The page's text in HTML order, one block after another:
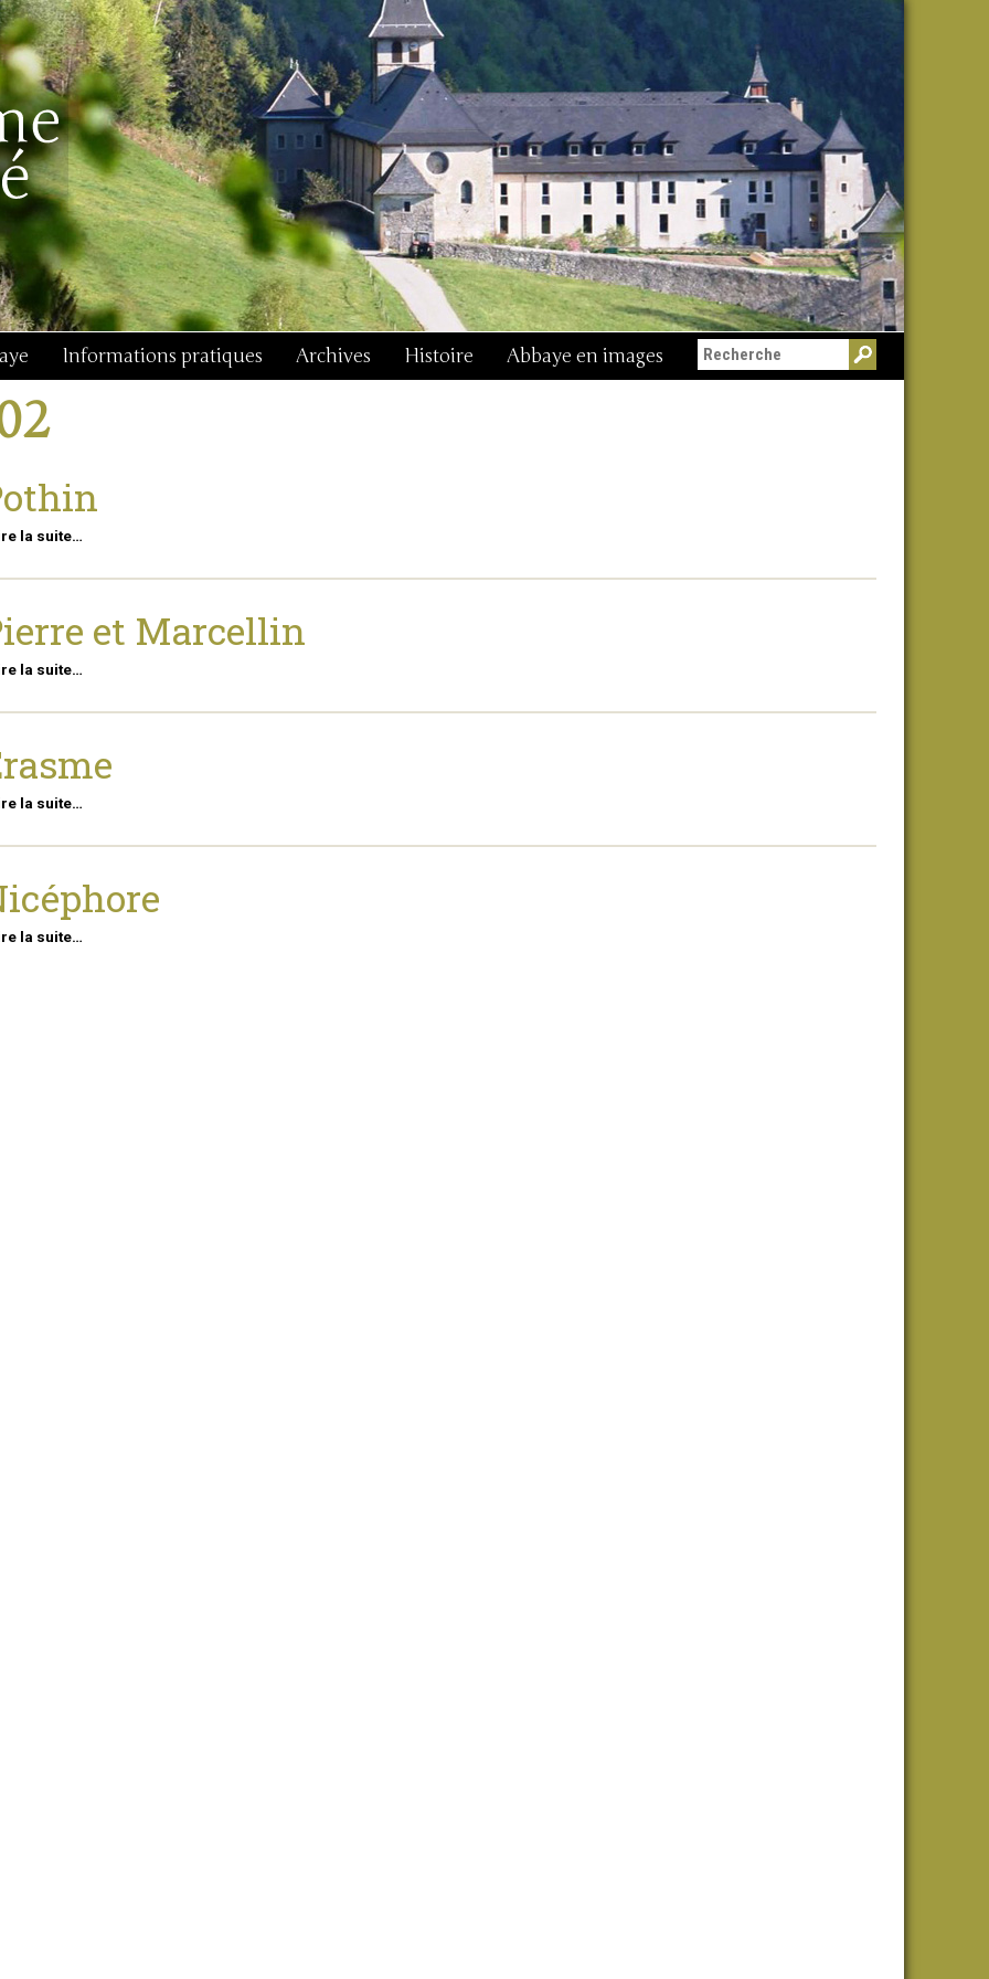
Informations pratiques Archives Histoire Abbaye en images
la suite…
et Marcellin
la suite…
la suite…
la suite…